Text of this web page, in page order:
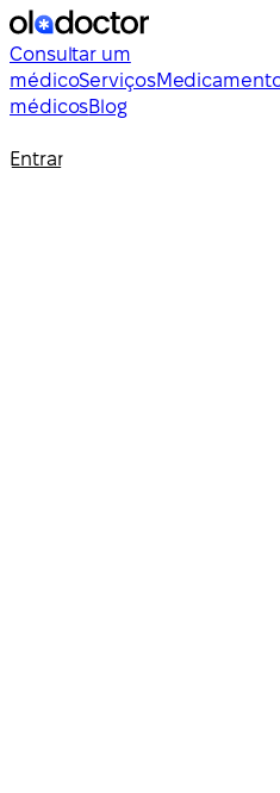
Consultar um
médicoServiços
médicosBlog
Entrar